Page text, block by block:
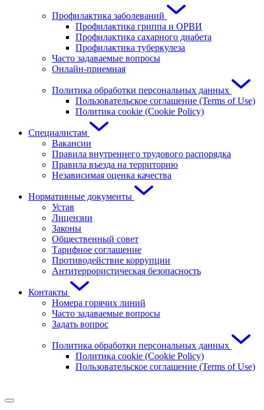
Профилактика заболеваний
Профилактика гриппа и ОРВИ
Профилактика сахарного диабета
Профилактика туберкулеза
Часто задаваемые вопросы
Онлайн-приемная
Политика обработки персональных данных
Пользовательское соглашение (Terms of Use)
Политика cookie (Cookie Policy)
Специалистам
Вакансии
Правила внутреннего трудового распорядка
Правила въезда на территорию
Независимая оценка качества
Нормативные документы
Устав
Лицензии
Законы
Общественный совет
Тарифное соглашение
Противодействие коррупции
Антитеррористическая безопасность
Контакты
Номера горячих линий
Часто задаваемые вопросы
Задать вопрос
Политика обработки персональных данных
Политика cookie (Cookie Policy)
Пользовательское соглашение (Terms of Use)